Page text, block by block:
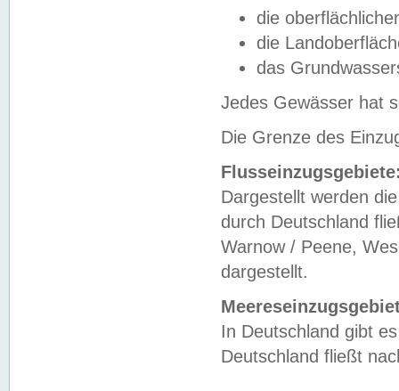
die
die
das
Jedes Gewässer hat
Die Grenze des
Dargestellt werden
durch Deutschland
Warnow / Peene,
dargestellt.
In Deutschland gibt
Deutschland fließt